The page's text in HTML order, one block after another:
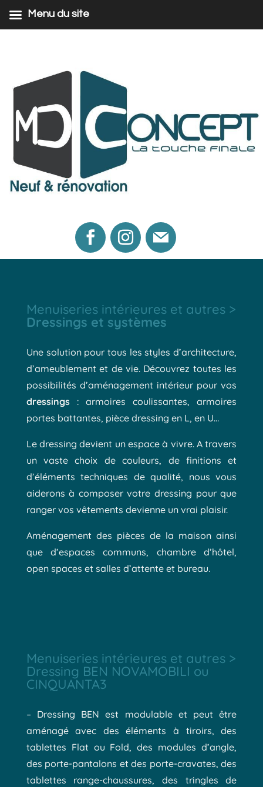
Menuiseries intérieures et autres >
Dressings et systèmes
Une solution pour tous les styles d’architecture,
d’ameublement et de vie. Découvrez toutes les
possibilités d’aménagement intérieur pour vos
dressings : armoires coulissantes, armoires
portes battantes, pièce dressing en L, en U…
Le dressing devient un espace à vivre. A travers
un vaste choix de couleurs, de finitions et
d’éléments techniques de qualité, nous vous
aiderons à composer votre dressing pour que
ranger vos vêtements devienne un vrai plaisir.
Aménagement des pièces de la maison ainsi
que d’espaces communs, chambre d’hôtel,
open spaces et salles d’attente et bureau.
Menuiseries intérieures et autres >
Dressing BEN NOVAMOBILI ou
CINQUANTA3
– Dressing BEN est modulable et peut être
aménagé avec des éléments à tiroirs, des
tablettes Flat ou Fold, des modules d’angle,
des porte-pantalons et des porte-cravates, des
tablettes range-chaussures, des tringles de
Menu du site